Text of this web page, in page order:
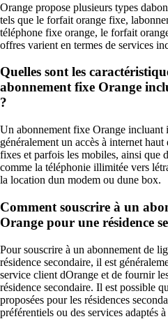
Orange propose plusieurs types
tels que le forfait orange fixe,
téléphone fixe orange, le forfait
offres varient en termes de services
Quelles sont les
abonnement fixe Orange
?
Un abonnement fixe Orange incluant
généralement un accès à internet
fixes et parfois les mobiles, ainsi que
comme la téléphonie illimitée vers
la location dun modem ou dune box.
Comment souscrire à un
Orange pour une résidence
Pour souscrire à un abonnement de
résidence secondaire, il est
service client dOrange et de fournir
résidence secondaire. Il est possible
proposées pour les résidences
préférentiels ou des services adaptés